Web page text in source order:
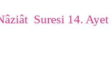
Suresi 14. Ayet